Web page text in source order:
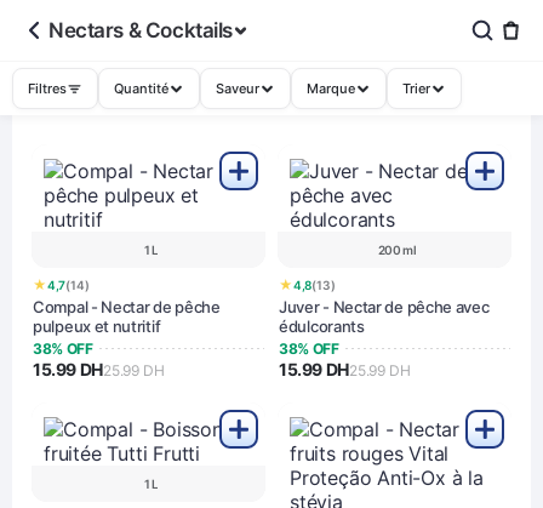
Nectars & Cocktails
Filtres Quantité Saveur Marque Trier
1 L
★4,7(14)
Compal - Nectar de pêche
pulpeux et nutritif
38% OFF
15.99 DH25.99 DH
200 ml
★4,8(13)
Juver - Nectar de pêche avec
édulcorants
38% OFF
15.99 DH25.99 DH
1 L